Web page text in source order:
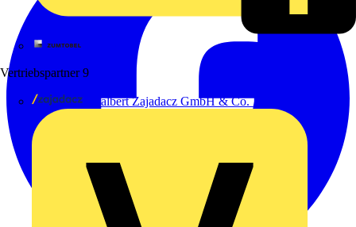
Vertriebspartner 9
Adalbert Zajadacz GmbH & Co. KG